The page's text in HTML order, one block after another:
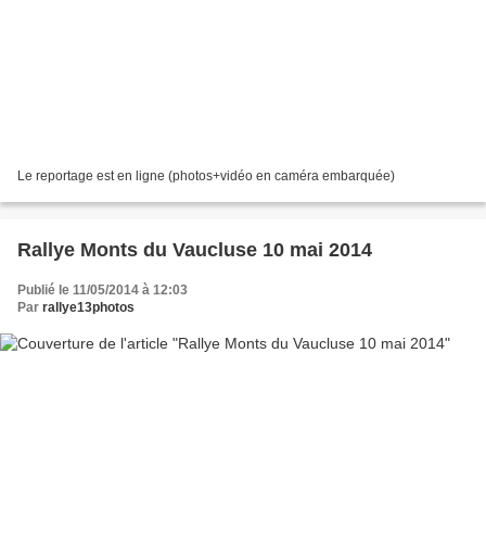
Le reportage est en ligne (photos+vidéo en caméra embarquée)
Rallye Monts du Vaucluse 10 mai 2014
Publié le 11/05/2014 à 12:03
Par rallye13photos